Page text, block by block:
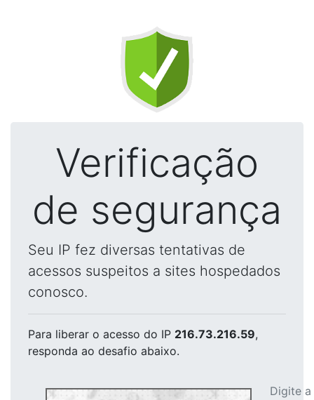
Verificação
de segurança
Seu IP fez diversas tentativas de
acessos suspeitos a sites hospedados
conosco.
Para liberar o acesso do IP 216.73.216.59,
responda ao desafio abaixo.
Digite